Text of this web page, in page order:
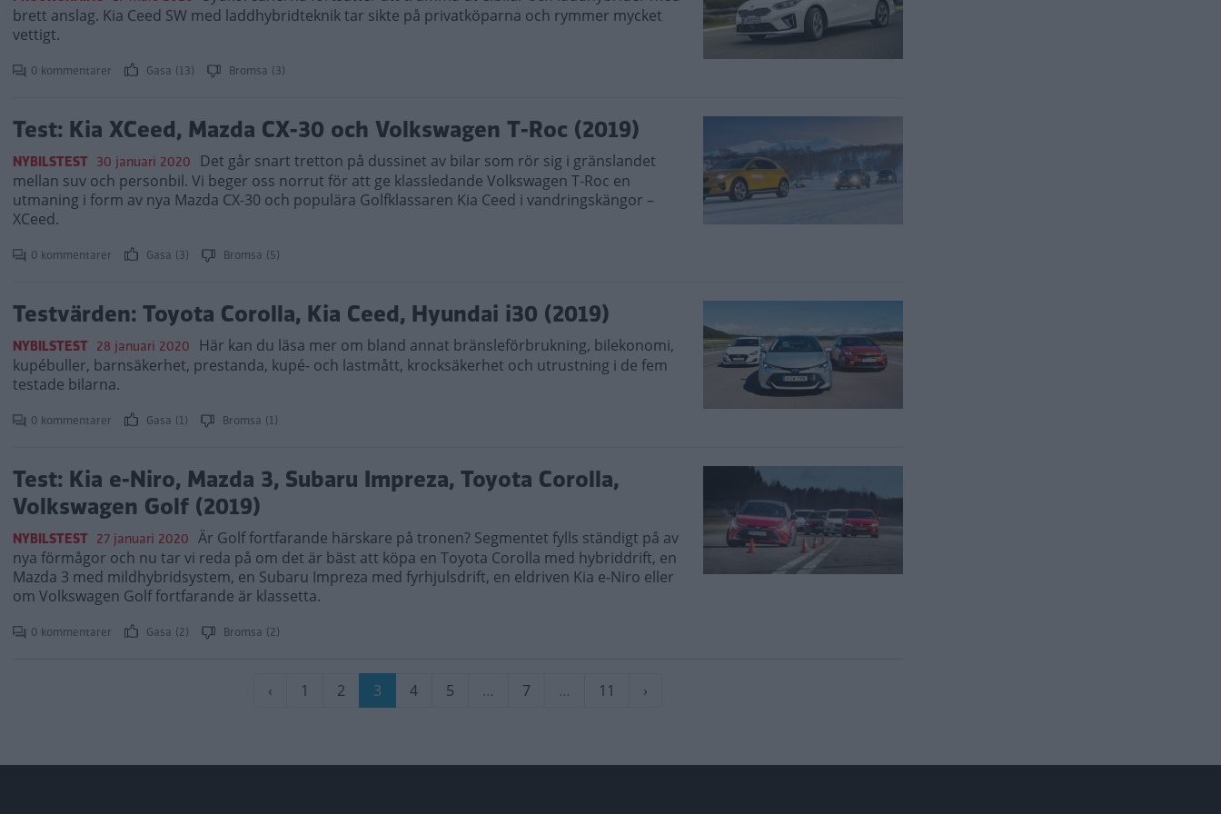
brett anslag. Kia Ceed SW med laddhybridteknik tar sikte på privatköparna och rymmer mycket
vettigt.
0 kommentarer Gasa (13) Bromsa (3)
Test: Kia XCeed, Mazda CX-30 och Volkswagen T-Roc (2019)
NYBILSTEST 30 januari 2020 Det går snart tretton på dussinet av bilar som rör sig i gränslandet
mellan suv och personbil. Vi beger oss norrut för att ge klassledande Volkswagen T-Roc en
utmaning i form av nya Mazda CX-30 och populära Golfklassaren Kia Ceed i vandringskängor –
XCeed.
0 kommentarer Gasa (3) Bromsa (5)
Testvärden: Toyota Corolla, Kia Ceed, Hyundai i30 (2019)
NYBILSTEST 28 januari 2020 Här kan du läsa mer om bland annat bränsleförbrukning, bilekonomi,
kupébuller, barnsäkerhet, prestanda, kupé- och lastmått, krocksäkerhet och utrustning i de fem
testade bilarna.
0 kommentarer Gasa (1) Bromsa (1)
Test: Kia e-Niro, Mazda 3, Subaru Impreza, Toyota Corolla,
Volkswagen Golf (2019)
NYBILSTEST 27 januari 2020 Är Golf fortfarande härskare på tronen? Segmentet fylls ständigt på av
nya förmågor och nu tar vi reda på om det är bäst att köpa en Toyota Corolla med hybriddrift, en
Mazda 3 med mildhybridsystem, en Subaru Impreza med fyrhjulsdrift, en eldriven Kia e-Niro eller
om Volkswagen Golf fortfarande är klassetta.
0 kommentarer Gasa (2) Bromsa (2)
Föregående
‹ Sida
1 Sida
2
Nuvarande
3 Sida
4 Sida
5 … Sida
7 … Sida
11
Nästa
›